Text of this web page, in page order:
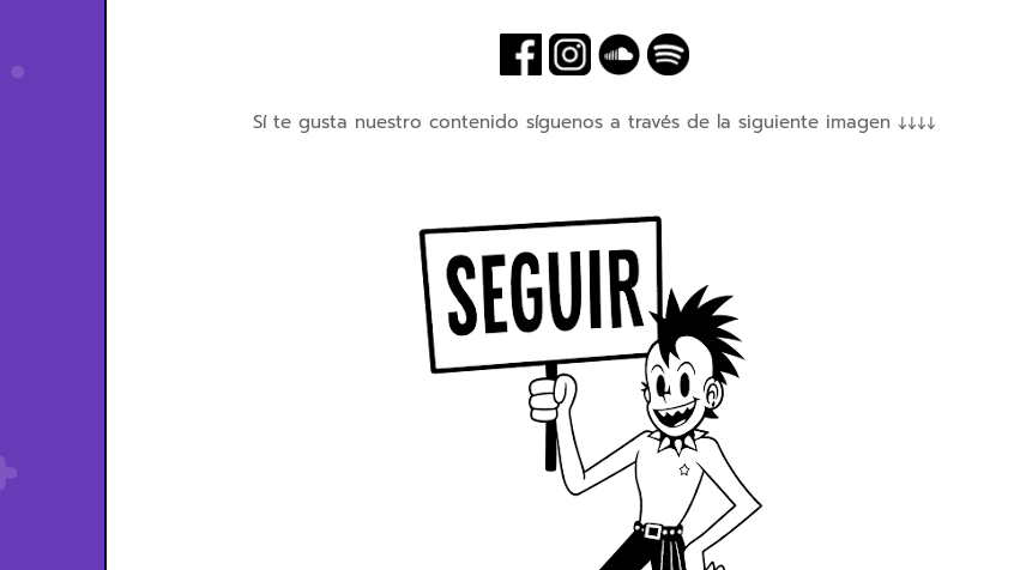
Sí te gusta nuestro contenido síguenos a través de la siguiente imagen ↓↓↓↓